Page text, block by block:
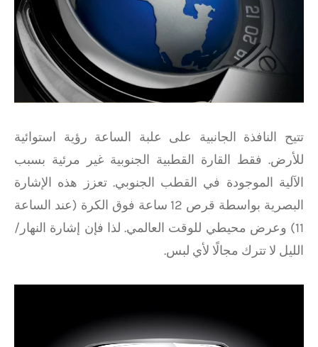
تتيح النافذة الجانبية على علبة الساعة رؤية استوائية
للأرض. فقط القارة القطبية الجنوبية غير مرئية بسبب
الآلية الموجودة في القطب الجنوبي. تعزز هذه الإشارة
البصرية بواسطة قرص 12 ساعة فوق الكرة (عند الساعة
11) وعرض محيطي للوقت العالمي. لذا فإن إشارة النهار/
الليل لا تترك مجالًا لأي لبس.